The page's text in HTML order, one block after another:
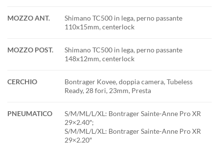
MOZZO ANT.
Shimano TC500 in lega, perno passante
110x15mm, centerlock
MOZZO POST.
Shimano TC500 in lega, perno passante
148x12mm, centerlock
CERCHIO
Bontrager Kovee, doppia camera, Tubeless
Ready, 28 fori, 23mm, Presta
PNEUMATICO
S/M/ML/L/XL: Bontrager Sainte-Anne Pro XR
29×2.40″;
S/M/ML/L/XL: Bontrager Sainte-Anne Pro XR
29×2.20″